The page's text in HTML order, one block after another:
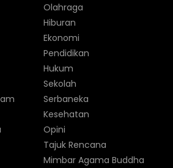
Olahraga
Hiburan
Ekonomi
Pendidikan
Hukum
Sekolah
Serbaneka
Kesehatan
Opini
Tajuk Rencana
Mimbar Agama Buddha